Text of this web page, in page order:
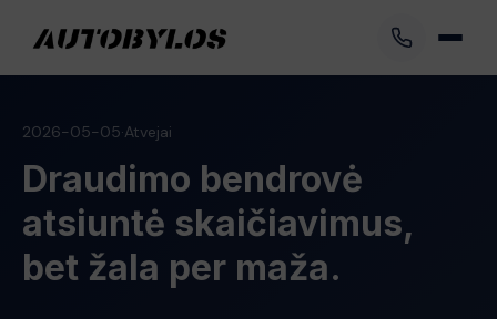
2026-05-05·Atvejai
Draudimo bendrovė
atsiuntė skaičiavimus,
bet žala per maža.